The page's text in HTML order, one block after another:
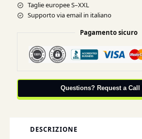
Taglie europee S–XXL
Supporto via email in italiano
Pagamento sicuro
Questions? Request a Call
DESCRIZIONE